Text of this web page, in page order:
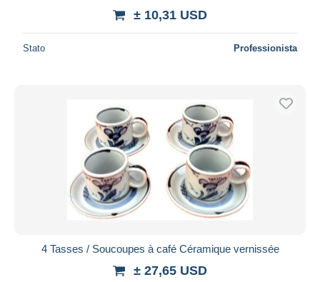
± 10,31 USD
Stato Professionista
4 Tasses / Soucoupes à café Céramique vernissée
± 27,65 USD